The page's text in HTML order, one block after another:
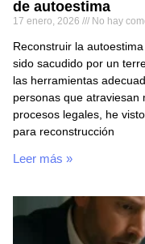
de autoestima
17 enero, 2026 No hay
Reconstruir la
sido sacudido por un
las herramientas
personas que
procesos legales, he
para reconstrucción
Leer más »